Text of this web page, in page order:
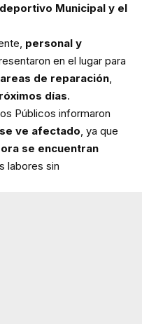
Municipal y el
personal y
en el lugar para
de reparación,
días.
Públicos informaron
ve afectado, ya que
se encuentran
labores sin